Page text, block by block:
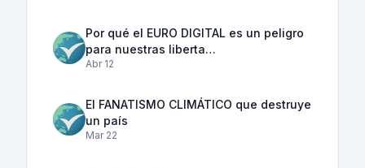
Por qué el EURO DIGITAL es un peligro
para nuestras liberta…
Abr 12
El FANATISMO CLIMÁTICO que destruye
un país
Mar 22